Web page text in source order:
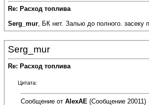
Re: Расход топлива
Serg_mur, БК нет. Залью до полного. засеку
Serg_mur
Re: Расход топлива
Цитата:
Сообщение от AlexAE (Сообщение 20011)